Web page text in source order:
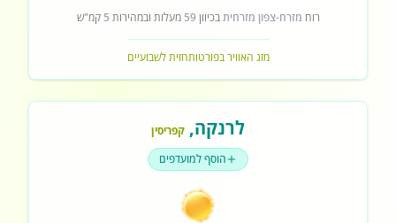
רוח מזרח-צפון מזרחיתבכיוון59 מעלות ובמהירות 5 קמ"ש
מזג האוויר בפורטותחזית לשבועיים
לרנקה, קפריסין
הוסף למועדפים